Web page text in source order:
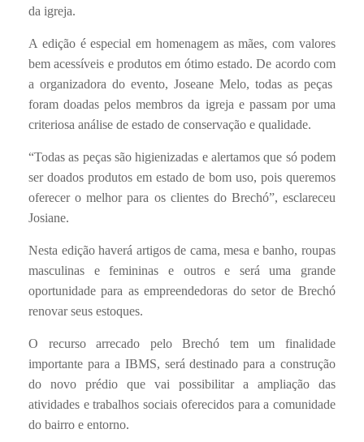
da igreja.
A edição é especial em homenagem as mães, com valores
bem acessíveis e produtos em ótimo estado. De acordo com
a organizadora do evento, Joseane Melo, todas as peças
foram doadas pelos membros da igreja e passam por uma
criteriosa análise de estado de conservação e qualidade.
“Todas as peças são higienizadas e alertamos que só podem
ser doados produtos em estado de bom uso, pois queremos
oferecer o melhor para os clientes do Brechó”, esclareceu
Josiane.
Nesta edição haverá artigos de cama, mesa e banho, roupas
masculinas e femininas e outros e será uma grande
oportunidade para as empreendedoras do setor de Brechó
renovar seus estoques.
O recurso arrecado pelo Brechó tem um finalidade
importante para a IBMS, será destinado para a construção
do novo prédio que vai possibilitar a ampliação das
atividades e trabalhos sociais oferecidos para a comunidade
do bairro e entorno.